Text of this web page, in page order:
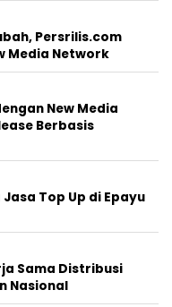
Persrilis.com
Media Network
New Media
Berbasis
Top Up di Epayu
Sama Distribusi
Nasional